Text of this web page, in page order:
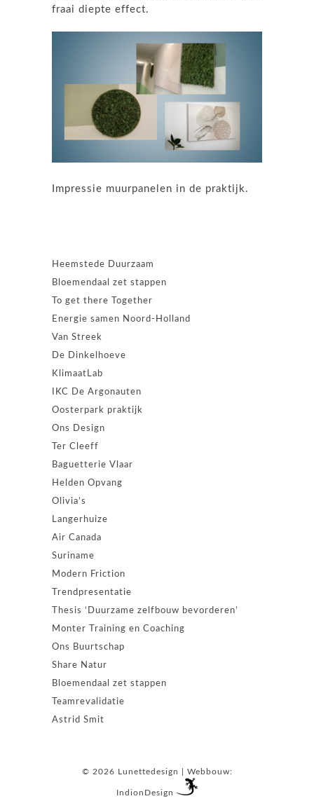
fraai diepte effect.
Impressie muurpanelen in de praktijk.
Heemstede Duurzaam
Bloemendaal zet stappen
To get there Together
Energie samen Noord-Holland
Van Streek
De Dinkelhoeve
KlimaatLab
IKC De Argonauten
Oosterpark praktijk
Ons Design
Ter Cleeff
Baguetterie Vlaar
Helden Opvang
Olivia’s
Langerhuize
Air Canada
Suriname
Modern Friction
Trendpresentatie
Thesis ‘Duurzame zelfbouw bevorderen’
Monter Training en Coaching
Ons Buurtschap
Share Natur
Bloemendaal zet stappen
Teamrevalidatie
Astrid Smit
© 2026 Lunettedesign | Webbouw:
IndionDesign